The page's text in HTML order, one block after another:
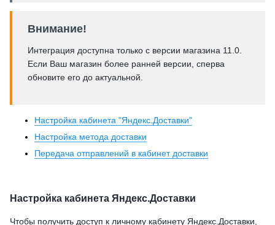
Внимание!
Интеграция доступна только с версии магазина 11.0.
Если Ваш магазин более ранней версии, сперва
обновите его до актуальной.
Настройка кабинета "Яндекс.Доставки"
Настройка метода доставки
Передача отправлений в кабинет доставки
Настройка кабинета Яндекс.Доставки
Чтобы получить доступ к личному кабинету Яндекс.Доставки,